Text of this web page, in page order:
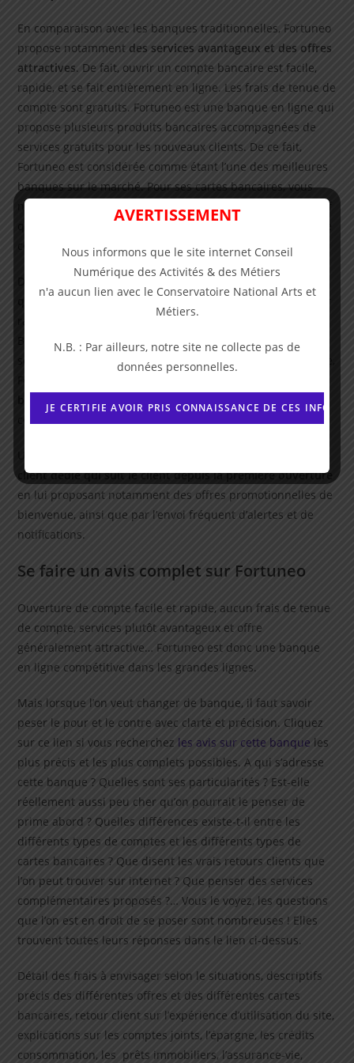
En comparaison avec les banques traditionnelles, Fortuneo
propose notamment des services avantageux et des offres
attractives. De fait, ouvrir un compte bancaire est facile,
rapide, et se fait entièrement en ligne. Les frais de tenue de
compte sont gratuits. Fortuneo est une banque en ligne qui
propose plusieurs produits bancaires accompagnées de
services gratuits pour les nouveaux clients. De ce fait,
Fortuneo est considérée comme étant l’une des meilleures
banques sur le marché. Pour ses cartes bancaires, vous
n’avez pas besoin de beaucoup de pièces justificatives sauf
quelques unes notamment pour les cartes haut-de-gamme
comme la carte Gold.
De fait, Fortuneo banque est l’une des banques à distance
qui propose des prix et des services assez compétitifspar
rapport aux banques concurrentes (ING Direct, Hello bank,
Bforbank, Boursorama banque) et assez innovante dans
secteur bancaire en France. Grâce à son application mobile,
client dédié qui suit le client depuis la première ouverture
en lui proposant notamment des offres promotionnelles de
bienvenue, ainsi que par l’envoi fréquent d’alertes et de
notifications.
Se faire un avis complet sur Fortuneo
Ouverture de compte facile et rapide, aucun frais de tenue
de compte, services plutôt avantageux et offre
généralement attractive… Fortuneo est donc une banque
en ligne compétitive dans les grandes lignes.
Mais lorsque l’on veut changer de banque, il faut savoir
peser le pour et le contre avec clarté et précision. Cliquez
sur ce lien si vous recherchez les avis sur cette banque les
plus précis et les plus complets possibles. A qui s’adresse
cette banque ? Quelles sont ses particularités ? Est-elle
réellement aussi peu cher qu’on pourrait le penser de
prime abord ? Quelles différences existe-t-il entre les
différents types de comptes et les différents types de
cartes bancaires ? Que disent les vrais retours clients que
l’on peut trouver sur internet ? Que penser des services
complémentaires proposés ?… Vous le voyez, les questions
que l’on est en droit de se poser sont nombreuses ! Elles
trouvent toutes leurs réponses dans le lien ci-dessus.
Détail des frais à envisager selon le situations, descriptifs
précis des différentes offres et des différentes cartes
bancaires, retour client sur l’expérience d’utilisation du site,
explications sur les comptes joints, l’épargne, les crédits
consommation, les prêts immobiliers, l’assurance-vie,
AVERTISSEMENT
Nous informons que le site internet Conseil
Numérique des Activités & des Métiers
n'a aucun lien avec le Conservatoire National Arts et
Métiers.
N.B. : Par ailleurs, notre site ne collecte pas de
données personnelles.